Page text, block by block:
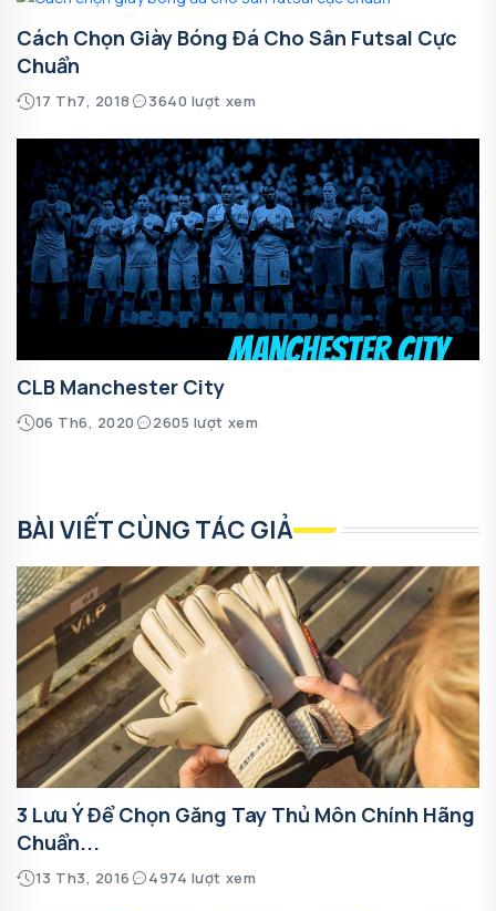
Cách Chọn Giày Bóng Đá Cho Sân Futsal Cực
Chuẩn
17 Th7, 2018 3640 lượt xem
CLB Manchester City
06 Th6, 2020 2605 lượt xem
BÀI VIẾT CÙNG TÁC GIẢ
3 Lưu Ý Để Chọn Găng Tay Thủ Môn Chính Hãng
Chuẩn...
13 Th3, 2016 4974 lượt xem